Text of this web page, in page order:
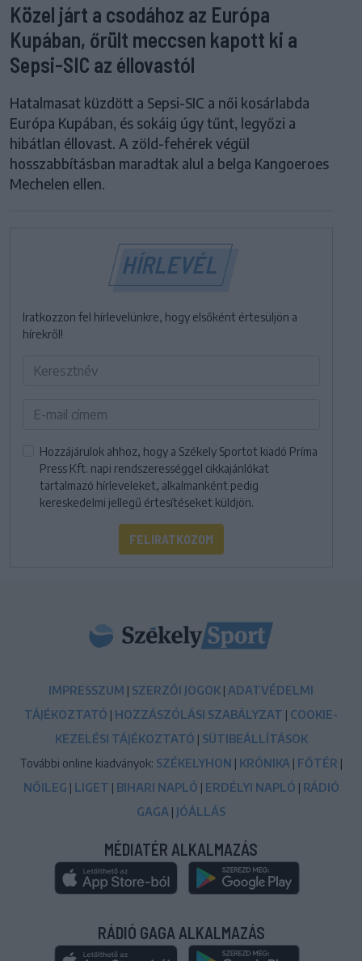
Közel járt a csodához az Európa
Kupában, őrült meccsen kapott ki a
Sepsi-SIC az éllovastól
Hatalmasat küzdött a Sepsi-SIC a női kosárlabda
Európa Kupában, és sokáig úgy tűnt, legyőzi a
hibátlan éllovast. A zöld-fehérek végül
hosszabbításban maradtak alul a belga Kangoeroes
Mechelen ellen.
HÍRLEVÉL
Iratkozzon fel hírlevelünkre, hogy elsőként értesüljön a
hírekről!
Hozzájárulok ahhoz, hogy a Székely Sportot kiadó Príma
Press Kft. napi rendszerességgel cikkajánlókat
tartalmazó hírleveleket, alkalmanként pedig
kereskedelmi jellegű értesítéseket küldjön.
FELIRATKOZOM
IMPRESSZUM | SZERZŐI JOGOK | ADATVÉDELMI
TÁJÉKOZTATÓ | HOZZÁSZÓLÁSI SZABÁLYZAT | COOKIE-
KEZELÉSI TÁJÉKOZTATÓ | SÜTIBEÁLLÍTÁSOK
További online kiadványok: SZÉKELYHON | KRÓNIKA | FŐTÉR |
NŐILEG | LIGET | BIHARI NAPLÓ | ERDÉLYI NAPLÓ | RÁDIÓ
GAGA | JÓÁLLÁS
MÉDIATÉR ALKALMAZÁS
RÁDIÓ GAGA ALKALMAZÁS